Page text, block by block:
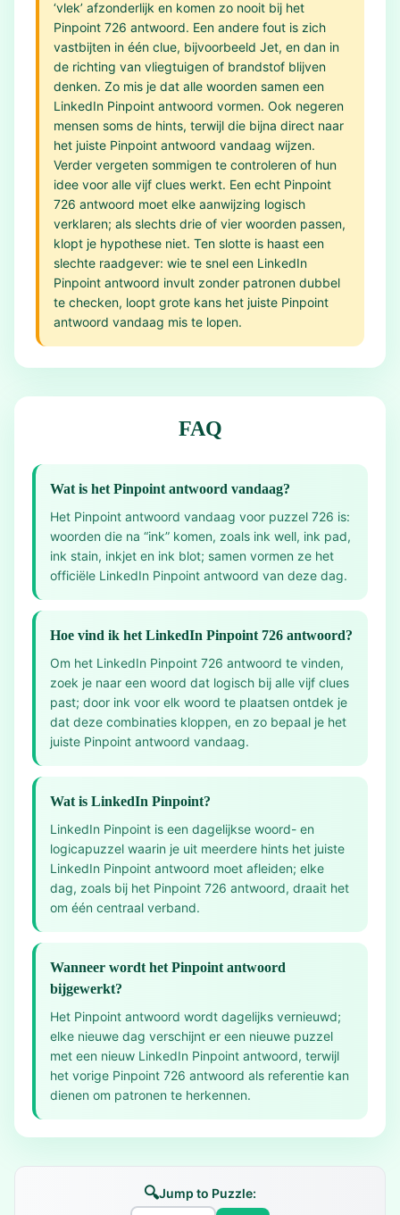
‘vlek’ afzonderlijk en komen zo nooit bij het
Pinpoint 726 antwoord. Een andere fout is zich
vastbijten in één clue, bijvoorbeeld Jet, en dan in
de richting van vliegtuigen of brandstof blijven
denken. Zo mis je dat alle woorden samen een
LinkedIn Pinpoint antwoord vormen. Ook negeren
mensen soms de hints, terwijl die bijna direct naar
het juiste Pinpoint antwoord vandaag wijzen.
Verder vergeten sommigen te controleren of hun
idee voor alle vijf clues werkt. Een echt Pinpoint
726 antwoord moet elke aanwijzing logisch
verklaren; als slechts drie of vier woorden passen,
klopt je hypothese niet. Ten slotte is haast een
slechte raadgever: wie te snel een LinkedIn
Pinpoint antwoord invult zonder patronen dubbel
te checken, loopt grote kans het juiste Pinpoint
antwoord vandaag mis te lopen.
FAQ
Wat is het Pinpoint antwoord vandaag?
Het Pinpoint antwoord vandaag voor puzzel 726 is:
woorden die na “ink” komen, zoals ink well, ink pad,
ink stain, inkjet en ink blot; samen vormen ze het
officiële LinkedIn Pinpoint antwoord van deze dag.
Hoe vind ik het LinkedIn Pinpoint 726 antwoord?
Om het LinkedIn Pinpoint 726 antwoord te vinden,
zoek je naar een woord dat logisch bij alle vijf clues
past; door ink voor elk woord te plaatsen ontdek je
dat deze combinaties kloppen, en zo bepaal je het
juiste Pinpoint antwoord vandaag.
Wat is LinkedIn Pinpoint?
LinkedIn Pinpoint is een dagelijkse woord- en
logicapuzzel waarin je uit meerdere hints het juiste
LinkedIn Pinpoint antwoord moet afleiden; elke
dag, zoals bij het Pinpoint 726 antwoord, draait het
om één centraal verband.
Wanneer wordt het Pinpoint antwoord
bijgewerkt?
Het Pinpoint antwoord wordt dagelijks vernieuwd;
elke nieuwe dag verschijnt er een nieuwe puzzel
met een nieuw LinkedIn Pinpoint antwoord, terwijl
het vorige Pinpoint 726 antwoord als referentie kan
dienen om patronen te herkennen.
🔍Jump to Puzzle: